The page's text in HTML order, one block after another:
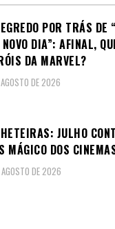
POR TRÁS
DIA”: AFINAL,
DA MARVEL?
DE 2026
JULHO
MÁGICO DOS
DE 2026